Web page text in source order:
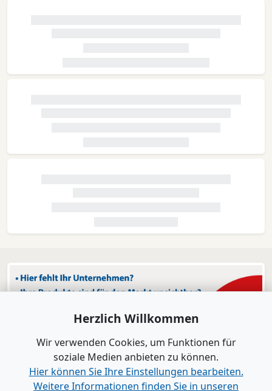
Herzlich Willkommen
Wir verwenden Cookies, um Funktionen für
soziale Medien anbieten zu können.
Hier können Sie Ihre Einstellungen bearbeiten.
Weitere Informationen finden Sie in unseren